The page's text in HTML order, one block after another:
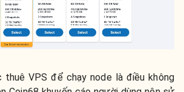
thuê VPS để chạy node là điều không